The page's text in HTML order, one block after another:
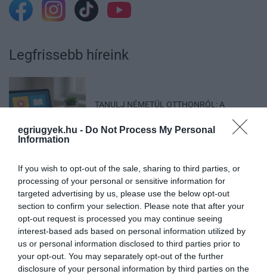
egriugyek.hu - Do Not Process My Personal
Information
If you wish to opt-out of the sale, sharing to third parties, or
processing of your personal or sensitive information for
targeted advertising by us, please use the below opt-out
section to confirm your selection. Please note that after your
opt-out request is processed you may continue seeing
interest-based ads based on personal information utilized by
us or personal information disclosed to third parties prior to
your opt-out. You may separately opt-out of the further
disclosure of your personal information by third parties on the
Legfrissebb híreink
TANULJ NÉMETÜL OTTHONRÓL: A
2026. augusztus 07|Promóció
ÚJRAINDULNAK A KORÁBBAN
LEÁLLÍTOTT SZOLGÁLTATÁSOK AZ EGRI...
2026. augusztus 07|Eger ügye